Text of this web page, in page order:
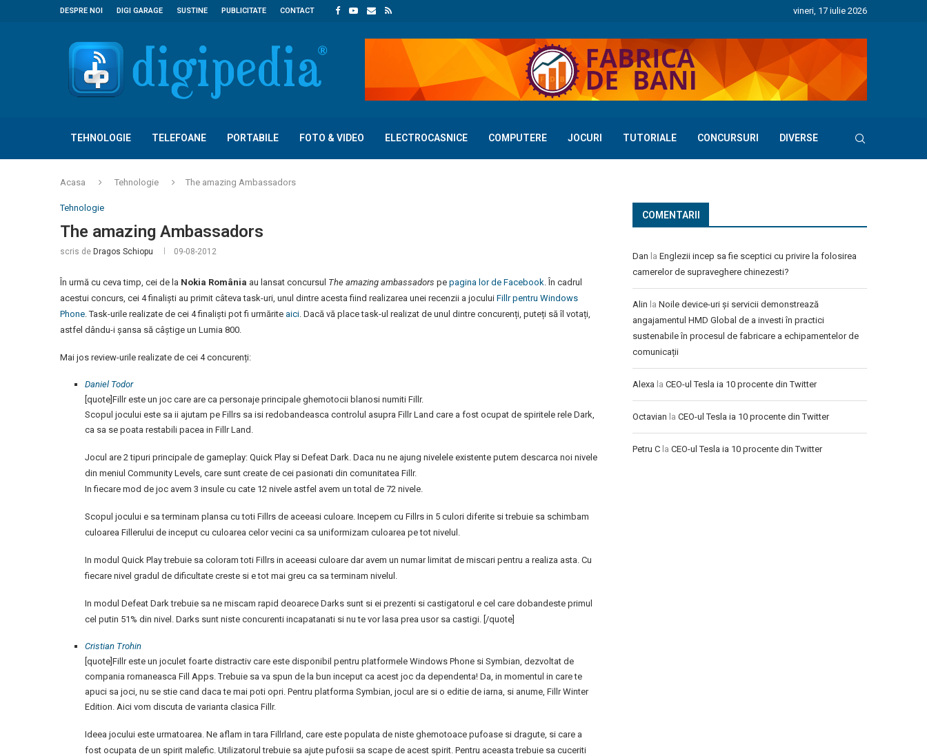
DESPRE NOI DIGI GARAGE SUSTINE PUBLICITATE CONTACT vineri, 17 iulie 2026
TEHNOLOGIE TELEFOANE PORTABILE FOTO & VIDEO ELECTROCASNICE COMPUTERE JOCURI TUTORIALE CONCURSURI DIVERSE
Acasa Tehnologie The amazing Ambassadors
Tehnologie
The amazing Ambassadors
scris de Dragos Schiopu 09-08-2012
În urmă cu ceva timp, cei de la Nokia România au lansat concursul The amazing ambassadors pe pagina lor de Facebook. În cadrul
acestui concurs, cei 4 finaliști au primit câteva task-uri, unul dintre acesta fiind realizarea unei recenzii a jocului Fillr pentru Windows
Phone. Task-urile realizate de cei 4 finaliști pot fi urmărite aici. Dacă vă place task-ul realizat de unul dintre concurenți, puteți să îl votați,
astfel dându-i șansa să câștige un Lumia 800.
Mai jos review-urile realizate de cei 4 concurenți:
Daniel Todor
[quote]Fillr este un joc care are ca personaje principale ghemotocii blanosi numiti Fillr.
Scopul jocului este sa ii ajutam pe Fillrs sa isi redobandeasca controlul asupra Fillr Land care a fost ocupat de spiritele rele Dark,
ca sa se poata restabili pacea in Fillr Land.
Jocul are 2 tipuri principale de gameplay: Quick Play si Defeat Dark. Daca nu ne ajung nivelele existente putem descarca noi nivele
din meniul Community Levels, care sunt create de cei pasionati din comunitatea Fillr.
In fiecare mod de joc avem 3 insule cu cate 12 nivele astfel avem un total de 72 nivele.
Scopul jocului e sa terminam plansa cu toti Fillrs de aceeasi culoare. Incepem cu Fillrs in 5 culori diferite si trebuie sa schimbam
culoarea Fillerului de inceput cu culoarea celor vecini ca sa uniformizam culoarea pe tot nivelul.
In modul Quick Play trebuie sa coloram toti Fillrs in aceeasi culoare dar avem un numar limitat de miscari pentru a realiza asta. Cu
fiecare nivel gradul de dificultate creste si e tot mai greu ca sa terminam nivelul.
In modul Defeat Dark trebuie sa ne miscam rapid deoarece Darks sunt si ei prezenti si castigatorul e cel care dobandeste primul
cel putin 51% din nivel. Darks sunt niste concurenti incapatanati si nu te vor lasa prea usor sa castigi. [/quote]
Cristian Trohin
[quote]Fillr este un joculet foarte distractiv care este disponibil pentru platformele Windows Phone si Symbian, dezvoltat de
compania romaneasca Fill Apps. Trebuie sa va spun de la bun inceput ca acest joc da dependenta! Da, in momentul in care te
apuci sa joci, nu se stie cand daca te mai poti opri. Pentru platforma Symbian, jocul are si o editie de iarna, si anume, Fillr Winter
Edition. Aici vom discuta de varianta clasica Fillr.
Ideea jocului este urmatoarea. Ne aflam in tara Fillrland, care este populata de niste ghemotoace pufoase si dragute, si care a
fost ocupata de un spirit malefic. Utilizatorul trebuie sa ajute pufosii sa scape de acest spirit. Pentru aceasta trebuie sa cuceriti
COMENTARII
Dan la Englezii incep sa fie sceptici cu privire la folosirea
camerelor de supraveghere chinezesti?
Alin la Noile device-uri și servicii demonstrează
angajamentul HMD Global de a investi în practici
sustenabile în procesul de fabricare a echipamentelor de
comunicații
Alexa la CEO-ul Tesla ia 10 procente din Twitter
Octavian la CEO-ul Tesla ia 10 procente din Twitter
Petru C la CEO-ul Tesla ia 10 procente din Twitter